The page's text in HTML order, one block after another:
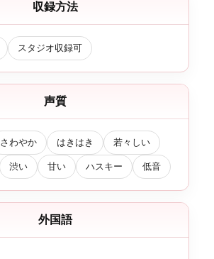
収録方法
スタジオ収録可
声質
さわやか はきはき 若々しい
渋い 甘い ハスキー 低音
外国語